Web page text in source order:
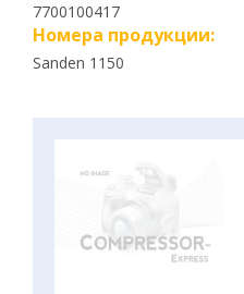
7700100417
Номера продукции:
Sanden 1150